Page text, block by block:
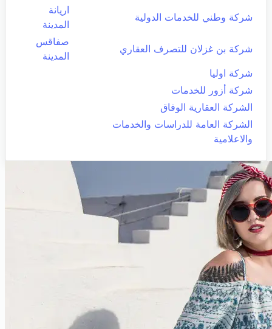
شركة وطني للخدمات الدولية
اريانة
المدينة
شركة بن غزلان للتصرف العقاري
صفاقس
المدينة
شركة اوليا
شركة أزور للخدمات
الشركة العقارية الوفاق
الشركة العامة للدراسات والخدمات
والاعلامية